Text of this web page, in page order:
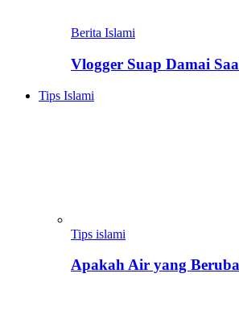
Berita Islami
Vlogger Suap Damai
Tips Islami
Tips islami
Apakah Air yang